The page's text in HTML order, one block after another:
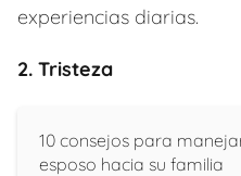
experiencias diarias.
2. Tristeza
10 consejos para
esposo hacia su familia